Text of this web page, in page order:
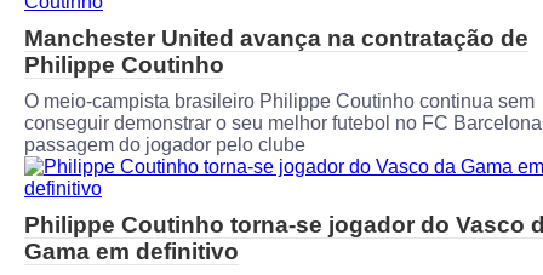
Manchester United avança na contratação de
Philippe Coutinho
O meio-campista brasileiro Philippe Coutinho continua sem
conseguir demonstrar o seu melhor futebol no FC
passagem do jogador pelo clube
Philippe Coutinho torna-se jogador do Vasco
Gama em definitivo